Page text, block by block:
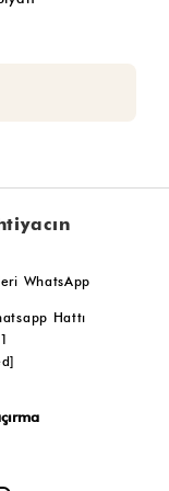
WhatsApp
Hattı